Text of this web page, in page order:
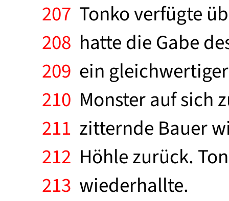
207 Tonko verfügte
208 hatte die Gabe
209 ein gleichwertiger
210 Monster auf sich
211 zitternde Bauer
212 Höhle zurück.
213 wiederhallte.